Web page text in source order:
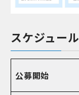
スケジュール
公募開始